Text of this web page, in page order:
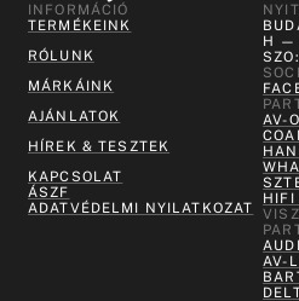
INFORMÁCIÓ
TERMÉKEINK
RÓLUNK
MÁRKÁINK
AJÁNLATOK
HÍREK & TESZTEK
KAPCSOLAT
ÁSZF
ADATVÉDELMI NYILATKOZAT
H —
AV-
HIFI
AV-